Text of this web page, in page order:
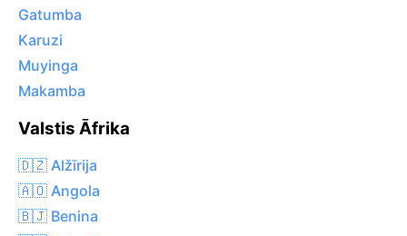
Gatumba
Karuzi
Muyinga
Makamba
Valstis Āfrika
🇩🇿 Alžīrija
🇦🇴 Angola
🇧🇯 Benina